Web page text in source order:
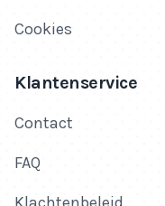
Cookies
Klantenservice
Contact
FAQ